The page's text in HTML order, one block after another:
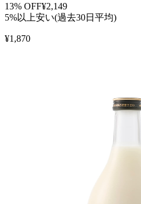
13% OFF¥2,149
5%以上安い(過去30日平均)
¥1,870